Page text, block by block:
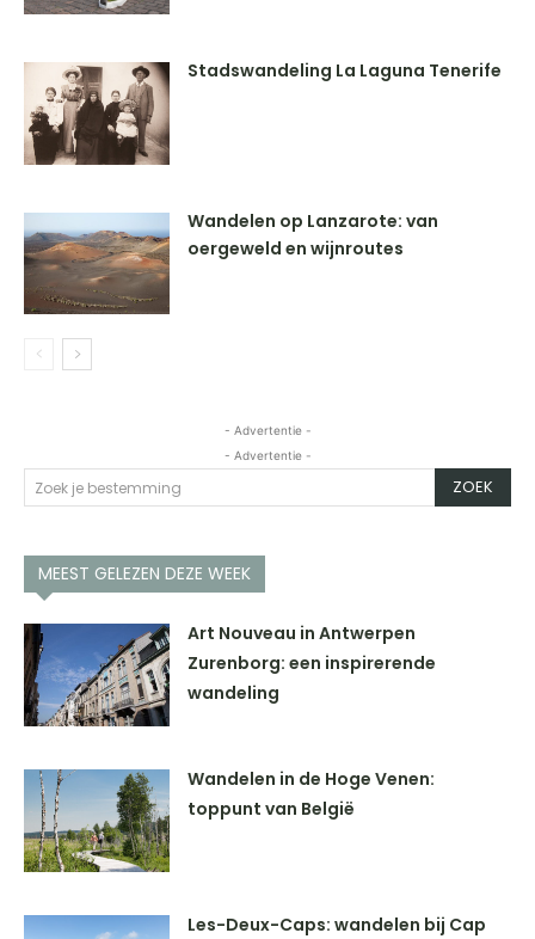
Stadswandeling La Laguna Tenerife
Wandelen op Lanzarote: van
oergeweld en wijnroutes
- Advertentie -
- Advertentie -
Zoek je bestemming ZOEK
MEEST GELEZEN DEZE WEEK
Art Nouveau in Antwerpen
Zurenborg: een inspirerende
wandeling
Wandelen in de Hoge Venen:
toppunt van België
Les-Deux-Caps: wandelen bij Cap